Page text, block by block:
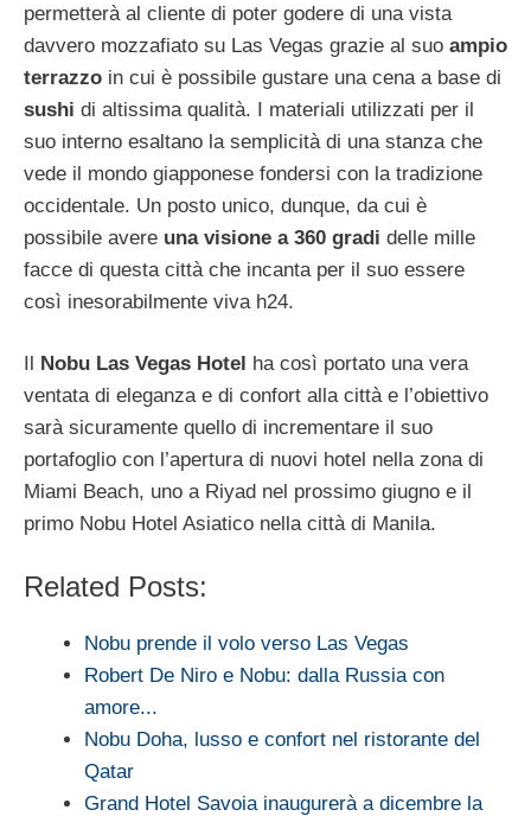
permetterà al cliente di poter godere di una vista
davvero mozzafiato su Las Vegas grazie al suo ampio
terrazzo in cui è possibile gustare una cena a base di
sushi di altissima qualità. I materiali utilizzati per il
suo interno esaltano la semplicità di una stanza che
vede il mondo giapponese fondersi con la tradizione
occidentale. Un posto unico, dunque, da cui è
possibile avere una visione a 360 gradi delle mille
facce di questa città che incanta per il suo essere
così inesorabilmente viva h24.
Nobu Las Vegas Hotel
ha così portato una vera
ventata di eleganza e di confort alla città e l’obiettivo
sarà sicuramente quello di incrementare il suo
portafoglio con l’apertura di nuovi hotel nella zona di
Miami Beach, uno a Riyad nel prossimo giugno e il
primo Nobu Hotel Asiatico nella città di Manila.
Related Posts:
Nobu prende il volo verso Las Vegas
Robert De Niro e Nobu: dalla Russia con
amore...
Nobu Doha, lusso e confort nel ristorante del
Qatar
Grand Hotel Savoia inaugurerà a dicembre la